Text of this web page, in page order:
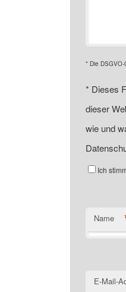
* Die
* Dieses
dieser
wie und
Ich
Name
E-Mail-